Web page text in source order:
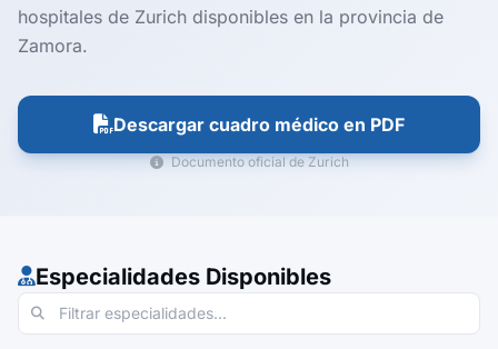
hospitales de Zurich disponibles en la provincia de
Zamora.
Descargar cuadro médico en PDF
Documento oficial de Zurich
Especialidades Disponibles